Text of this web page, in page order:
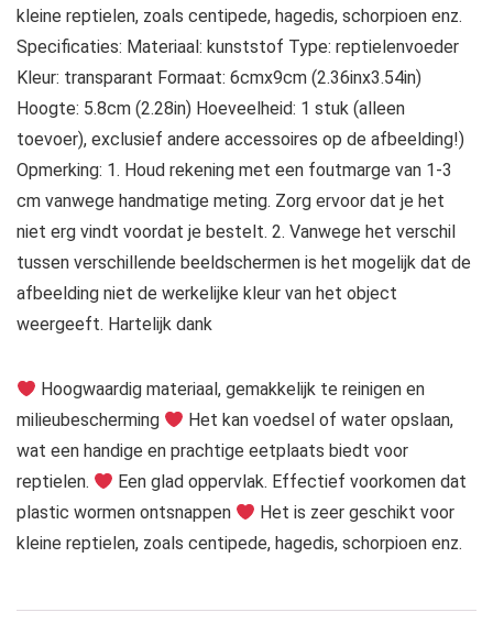
kleine reptielen, zoals centipede, hagedis, schorpioen enz.
Specificaties: Materiaal: kunststof Type: reptielenvoeder
Kleur: transparant Formaat: 6cmx9cm (2.36inx3.54in)
Hoogte: 5.8cm (2.28in) Hoeveelheid: 1 stuk (alleen
toevoer), exclusief andere accessoires op de afbeelding!)
Opmerking: 1. Houd rekening met een foutmarge van 1-3
cm vanwege handmatige meting. Zorg ervoor dat je het
niet erg vindt voordat je bestelt. 2. Vanwege het verschil
tussen verschillende beeldschermen is het mogelijk dat de
afbeelding niet de werkelijke kleur van het object
weergeeft. Hartelijk dank
Hoogwaardig materiaal, gemakkelijk te reinigen en
milieubescherming
Het kan voedsel of water opslaan,
wat een handige en prachtige eetplaats biedt voor
reptielen.
Een glad oppervlak. Effectief voorkomen dat
plastic wormen ontsnappen
Het is zeer geschikt voor
kleine reptielen, zoals centipede, hagedis, schorpioen enz.